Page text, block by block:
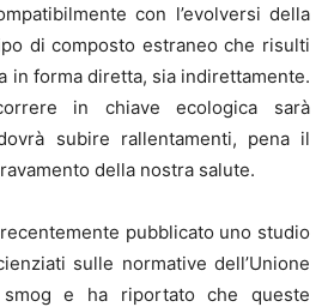
con l’evolversi della
di composto estraneo che risulti
in forma diretta, sia indirettamente.
in chiave ecologica sarà
subire rallentamenti, pena il
della nostra salute.
pubblicato uno studio
sulle normative dell’Unione
e ha riportato che queste